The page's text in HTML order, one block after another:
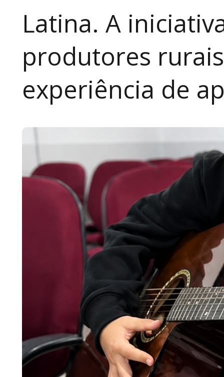
Latina. A
produtores
experiência de